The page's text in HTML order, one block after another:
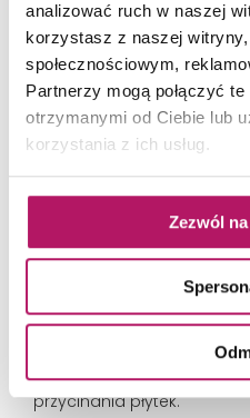
analizować ruch w naszej
korzystasz z naszej
społecznościowym,
Partnerzy mogą połączyć
otrzymanymi od Ciebie lub
korzystania z ich usług.
Zezwól
Cokoły z
Decydując się na
najczęściej decydujemy
tego samego materiału.
klinkieru, czy gresu
schody są praktyczne i
czystości.Dzięki
przycinania płytek.